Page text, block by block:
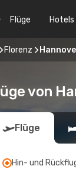
Flüge Hotels
Florenz
von
Flüge
Hin- und